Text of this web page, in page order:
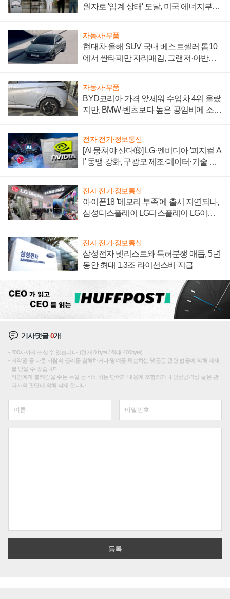
원자로 '임계 상태' 도달, 미국 에너지부
자동차·부품
현대차 올해 SUV 국내 베스트셀러 톱10
에서 싼타페만 자리매김, 그랜저·아반떼
자동차·부품
BYD코리아 가격 앞세워 수입차 4위 올랐
지만, BMW·벤츠보다 높은 공임비에 소비
전자·전기·정보통신
[AI 뭉쳐야 산다⑧] LG·엔비디아 '피지컬 A
I' 동맹 강화, 구광모 제조·데이터·기술 결
전자·전기·정보통신
아이폰18 '메모리 부족'에 출시 지연되나,
삼성디스플레이 LG디스플레이 LG이노
전자·전기·정보통신
삼성전자 넷리스트와 특허분쟁 매듭, 5년
동안 최대 1.3조 라이선스비 지급
기사댓글0개
200자까지 쓰실 수 있습니다. (현재 0 byte / 최대 400byte)
저작권 등 다른 사람의 권리를 침해하거나 명예를 훼손하는 댓글은 관련 법률에 의해 제재
를 받을 수 있습니다.
타인에게 불쾌감을 주는 욕설 등 비하하는 단어가 내용에 포함되거나 인신공격성 글은 관
리자의 판단에 의해 삭제 합니다.